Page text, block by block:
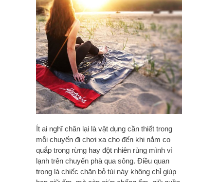
Ít ai nghĩ chăn lại là vật dụng cần thiết trong
mỗi chuyến đi chơi xa cho đến khi nằm co
quắp trong rừng hay đột nhiên rùng mình vì
lạnh trên chuyến phà qua sông. Điều quan
trọng là chiếc chăn bỏ túi này không chỉ giúp